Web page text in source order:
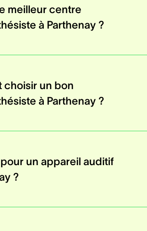
meilleur centre
à Parthenay ?
choisir un bon
à Parthenay ?
un appareil auditif
?